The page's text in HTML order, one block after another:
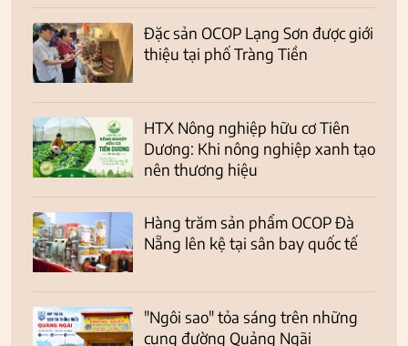
Đặc sản OCOP Lạng Sơn được giới
thiệu tại phố Tràng Tiền
HTX Nông nghiệp hữu cơ Tiên
Dương: Khi nông nghiệp xanh tạo
nên thương hiệu
Hàng trăm sản phẩm OCOP Đà
Nẵng lên kệ tại sân bay quốc tế
"Ngôi sao" tỏa sáng trên những
cung đường Quảng Ngãi